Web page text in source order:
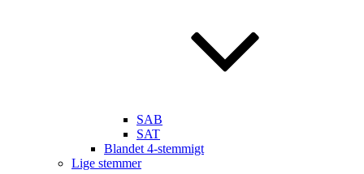
SAB
SAT
Blandet 4-stemmigt
Lige stemmer